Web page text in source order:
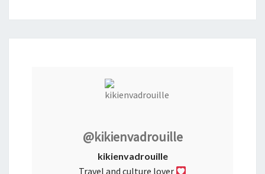
@kikienvadrouille
kikienvadrouille
Travel and culture lover